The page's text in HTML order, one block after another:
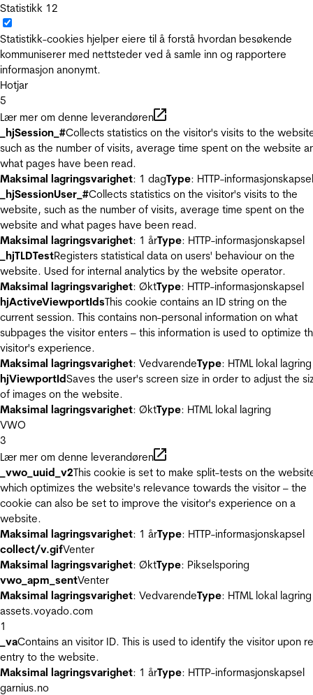
Statistikk 12
Statistikk-cookies hjelper eiere til å forstå hvordan besøkende
kommuniserer med nettsteder ved å samle inn og rapportere
informasjon anonymt.
Hotjar
5
Lær mer om denne leverandøren
_hjSession_#Collects statistics on the visitor's visits to the
such as the number of visits, average time spent on the website
what pages have been read.
Maksimal lagringsvarighet: 1 dagType: HTTP-informasjonskapsel
_hjSessionUser_#Collects statistics on the visitor's visits to the
website, such as the number of visits, average time spent on the
website and what pages have been read.
Maksimal lagringsvarighet: 1 årType: HTTP-informasjonskapsel
_hjTLDTestRegisters statistical data on users' behaviour on the
website. Used for internal analytics by the website operator.
Maksimal lagringsvarighet: ØktType: HTTP-informasjonskapsel
hjActiveViewportIdsThis cookie contains an ID string on the
current session. This contains non-personal information on what
subpages the visitor enters – this information is used to optimize
visitor's experience.
Maksimal lagringsvarighet: VedvarendeType: HTML lokal lagring
hjViewportIdSaves the user's screen size in order to adjust the
of images on the website.
Maksimal lagringsvarighet: ØktType: HTML lokal lagring
VWO
3
Lær mer om denne leverandøren
_vwo_uuid_v2This cookie is set to make split-tests on the
which optimizes the website's relevance towards the visitor – the
cookie can also be set to improve the visitor's experience on a
website.
Maksimal lagringsvarighet: 1 årType: HTTP-informasjonskapsel
collect/v.gifVenter
Maksimal lagringsvarighet: ØktType: Pikselsporing
vwo_apm_sentVenter
Maksimal lagringsvarighet: VedvarendeType: HTML lokal lagring
assets.voyado.com
1
_vaContains an visitor ID. This is used to identify the visitor upon
entry to the website.
Maksimal lagringsvarighet: 1 årType: HTTP-informasjonskapsel
garnius.no